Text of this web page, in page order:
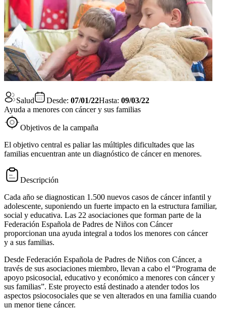
Salud Desde: 07/01/22Hasta: 09/03/22
Ayuda a menores con cáncer y sus familias
Objetivos de la campaña
El objetivo central es paliar las múltiples dificultades que las
familias encuentran ante un diagnóstico de cáncer en menores.
Descripción
Cada año se diagnostican 1.500 nuevos casos de cáncer infantil y
adolescente, suponiendo un fuerte impacto en la estructura familiar,
social y educativa. Las 22 asociaciones que forman parte de la
Federación Española de Padres de Niños con Cáncer
proporcionan una ayuda integral a todos los menores con cáncer
y a sus familias.
Desde Federación Española de Padres de Niños con Cáncer, a
través de sus asociaciones miembro, llevan a cabo el “Programa de
apoyo psicosocial, educativo y económico a menores con cáncer y
sus familias”. Este proyecto está destinado a atender todos los
aspectos psiocosociales que se ven alterados en una familia cuando
un menor tiene cáncer.